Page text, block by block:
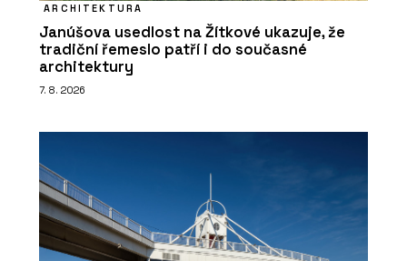
ARCHITEKTURA
Janúšova usedlost na Žítkové ukazuje, že
tradiční řemeslo patří i do současné
architektury
7. 8. 2026